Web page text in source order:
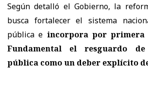
Según detalló el Gobierno, la
busca fortalecer el sistema
pública e incorpora por primera
Fundamental el resguardo
pública como un deber explícito